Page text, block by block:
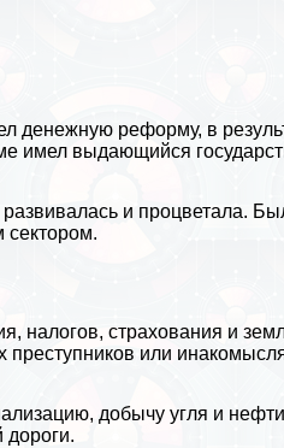
денежную реформу, в
имел выдающийся
и процветала.
налогов, страхования и
преступников или
добычу угля и
дороги.